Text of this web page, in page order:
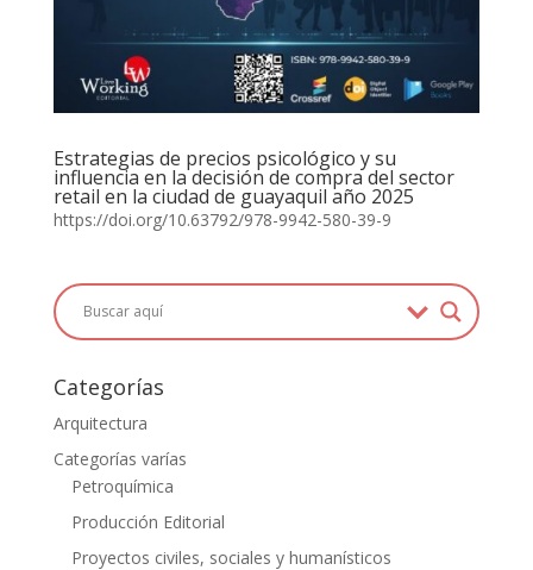
Estrategias de precios psicológico y su
influencia en la decisión de compra del sector
retail en la ciudad de guayaquil año 2025
https://doi.org/10.63792/978-9942-580-39-9
Categorías
Arquitectura
Categorías varías
Petroquímica
Producción Editorial
Proyectos civiles, sociales y humanísticos